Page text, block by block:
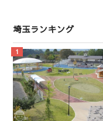
埼玉ランキング